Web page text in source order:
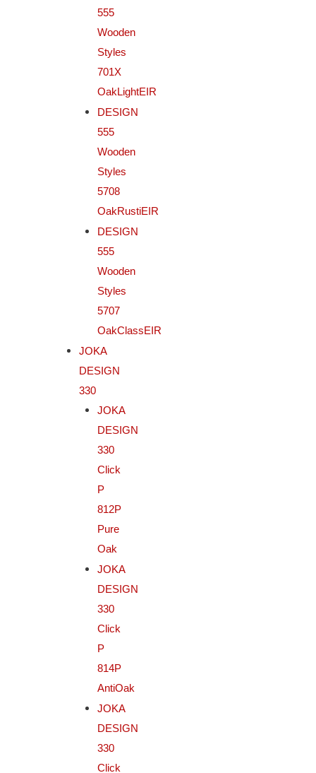
555
Wooden
Styles
701X
OakLightEIR
DESIGN
555
Wooden
Styles
5708
OakRustiEIR
DESIGN
555
Wooden
Styles
5707
OakClassEIR
JOKA
DESIGN
330
JOKA
DESIGN
330
Click
P
812P
Pure
Oak
JOKA
DESIGN
330
Click
P
814P
AntiOak
JOKA
DESIGN
330
Click